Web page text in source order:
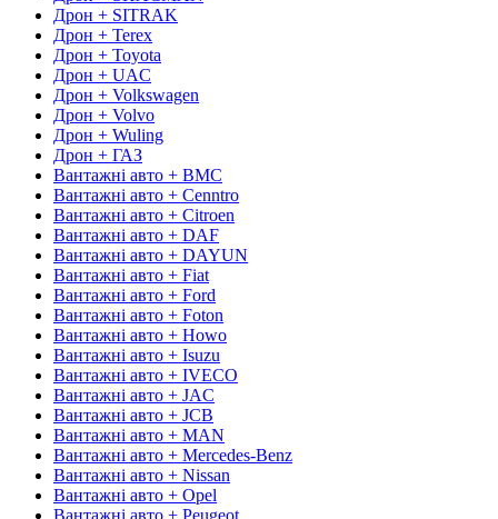
Дрон + SITRAK
Дрон + Terex
Дрон + Toyota
Дрон + UAC
Дрон + Volkswagen
Дрон + Volvo
Дрон + Wuling
Дрон + ГАЗ
Вантажні авто + BMC
Вантажні авто + Cenntro
Вантажні авто + Citroen
Вантажні авто + DAF
Вантажні авто + DAYUN
Вантажні авто + Fiat
Вантажні авто + Ford
Вантажні авто + Foton
Вантажні авто + Howo
Вантажні авто + Isuzu
Вантажні авто + IVECO
Вантажні авто + JAC
Вантажні авто + JCB
Вантажні авто + MAN
Вантажні авто + Mercedes-Benz
Вантажні авто + Nissan
Вантажні авто + Opel
Вантажні авто + Peugeot